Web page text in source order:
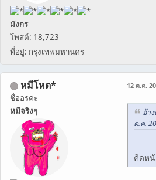
มังกร
โพสต์: 18,723
ที่อยู่: กรุงเทพมหานคร
หมีโหด*
ชื่ออรค่ะ
หมีจริงๆ
12 ต.ค.
อ้า
ต.ค.
คิดหนั